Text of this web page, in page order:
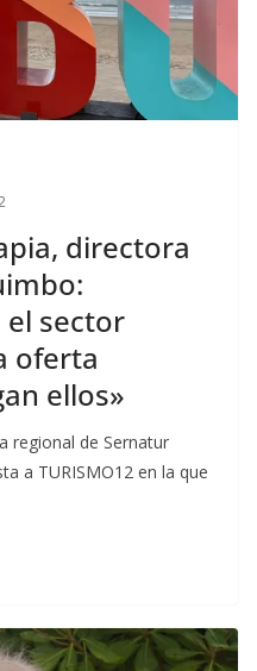
directora
el sector
oferta
ellos»
regional de Sernatur
a TURISMO12 en la que